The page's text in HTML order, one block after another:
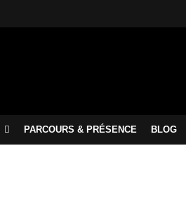
PARCOURS & PRÉSENCE BLOG